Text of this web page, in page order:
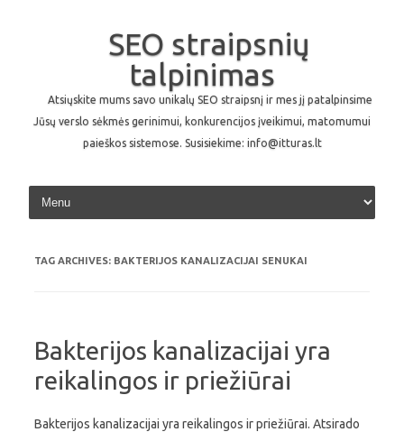
SEO straipsnių
talpinimas
Atsiųskite mums savo unikalų SEO straipsnį ir mes jį patalpinsime
Jūsų verslo sėkmės gerinimui, konkurencijos įveikimui, matomumui
paieškos sistemose. Susisiekime: info@itturas.lt
Skip to content
TAG ARCHIVES: BAKTERIJOS KANALIZACIJAI SENUKAI
Bakterijos kanalizacijai yra
reikalingos ir priežiūrai
Bakterijos kanalizacijai yra reikalingos ir priežiūrai. Atsirado